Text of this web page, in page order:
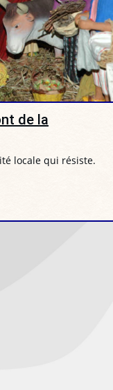
de la
locale qui résiste.